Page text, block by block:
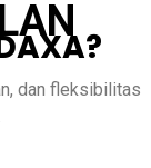
dan fleksibilitas